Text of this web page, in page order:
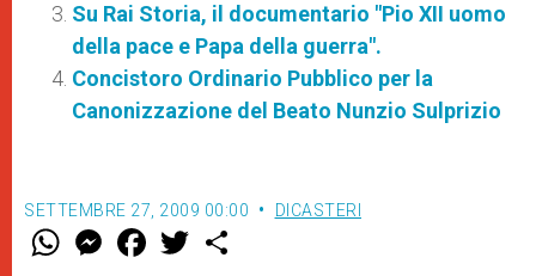
Su Rai Storia, il documentario "Pio XII uomo
della pace e Papa della guerra".
Concistoro Ordinario Pubblico per la
Canonizzazione del Beato Nunzio Sulprizio
SETTEMBRE 27, 2009 00:00 DICASTERI
W M
e
F
a w